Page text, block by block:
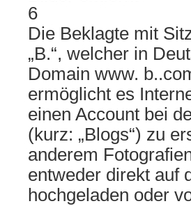
6
Die Beklagte mit
„B.“, welcher in
Domain www.
ermöglicht es
einen Account bei
(kurz: „Blogs“) zu
anderem
entweder direkt auf
hochgeladen oder